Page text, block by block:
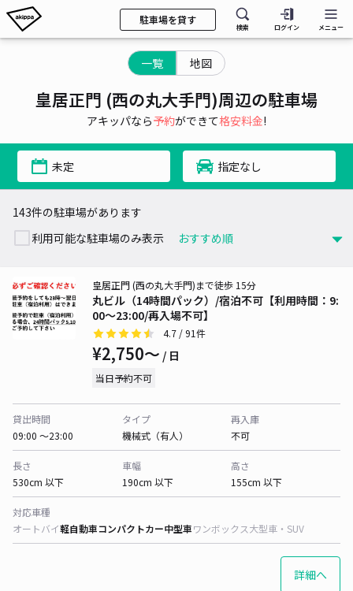
駐車場を貸す
検索 ログイン メニュー
一覧 地図
皇居正門 (西の丸大手門)周辺の駐車場
アキッパなら予約ができて格安料金!
未定 指定なし
143件の駐車場があります
利用可能な駐車場のみ表示
丸ビル（14時間パック）/宿泊不可【利用時間：9:
00～23:00/再入場不可】
皇居正門 (西の丸大手門)まで徒歩 15分
4.7 / 91件
¥2,750〜 / 日
当日予約不可
貸出時間
09:00 〜23:00
タイプ
機械式（有人）
再入庫
不可
長さ
530cm 以下
車幅
190cm 以下
高さ
155cm 以下
対応車種
オートバイ軽自動車コンパクトカー中型車ワンボックス大型車・SUV
詳細へ